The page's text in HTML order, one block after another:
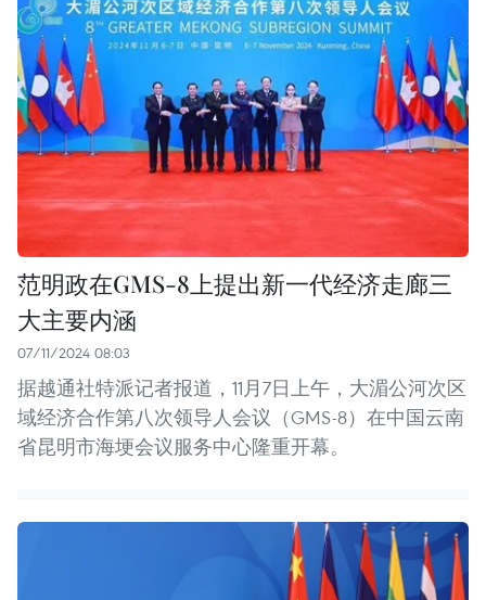
范明政在GMS-8上提出新一代经济走廊三
大主要内涵
07/11/2024 08:03
据越通社特派记者报道，11月7日上午，大湄公河次区
域经济合作第八次领导人会议（GMS-8）在中国云南
省昆明市海埂会议服务中心隆重开幕。